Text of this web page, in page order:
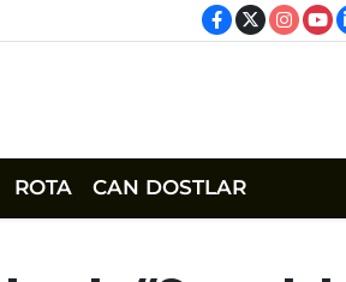
ROTA CAN DOSTLAR